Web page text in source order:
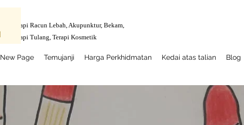
Terapi Racun Lebah, Akupunktur, Bekam,
Terapi Tulang, Terapi Kosmetik
New Page Temujanji Harga Perkhidmatan Kedai atas talian Blog